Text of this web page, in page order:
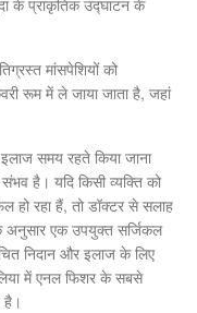
मांसपेशियों को
रूम में ले जाया जाता है, जहां
समय रहते किया जाना
है। यदि किसी व्यक्ति को
हो रहा हैं, तो डॉक्टर से सलाह
एक उपयुक्त सर्जिकल
निदान और इलाज के लिए
में एनल फिशर के सबसे